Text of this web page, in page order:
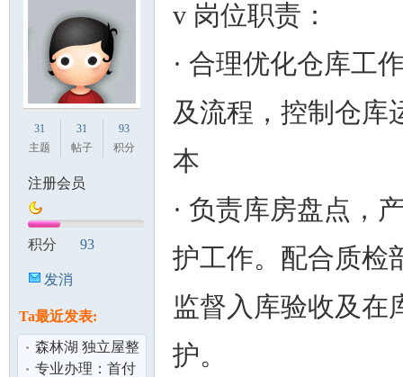
31
主题
31
帖子
93
积分
注册会员
积分 93
发消
Ta最近发表:
森林湖 独立屋整
租
专业办理：首付
v 岗位职责：
· 合理优化仓库工
及流程，控制仓库
本
· 负责库房盘点，
护工作。配合质检
监督入库验收及在
护。